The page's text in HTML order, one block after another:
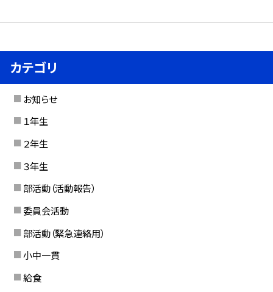
カテゴリ
お知らせ
１年生
２年生
３年生
部活動（活動報告）
委員会活動
部活動（緊急連絡用）
小中一貫
給食